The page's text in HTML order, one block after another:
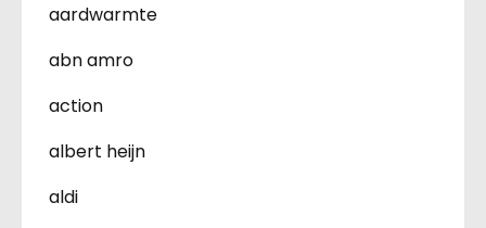
aardwarmte
abn amro
action
albert heijn
aldi